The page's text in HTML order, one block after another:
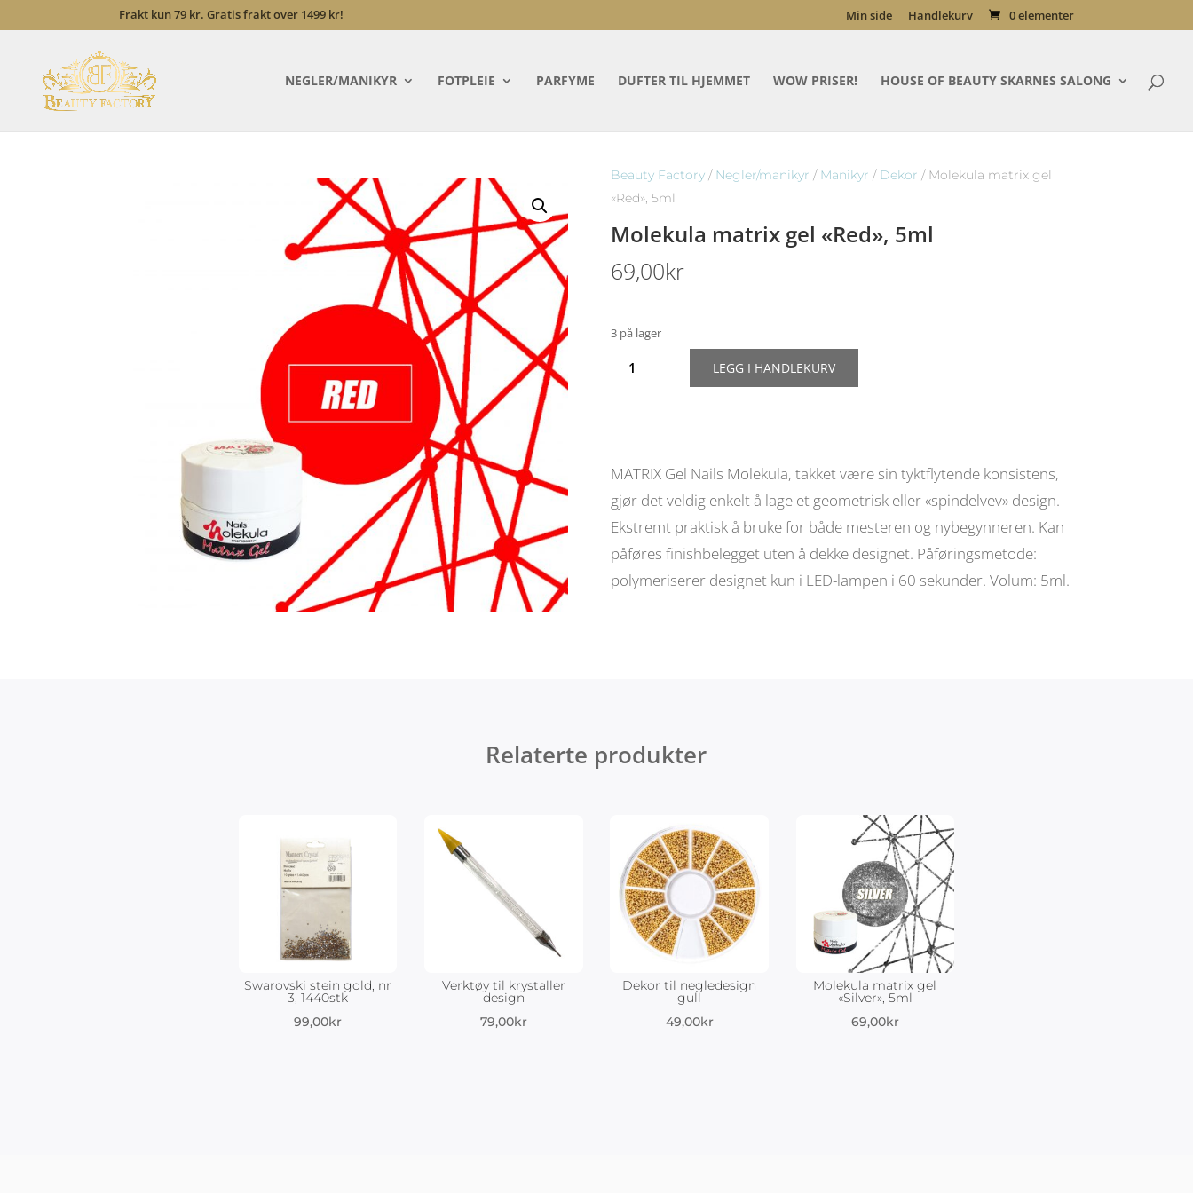
Frakt kun 79 kr. Gratis frakt over 1499 kr! Min side Handlekurv 0 elementer
NEGLER/MANIKYR FOTPLEIE PARFYME DUFTER TIL HJEMMET WOW PRISER! HOUSE OF BEAUTY SKARNES SALONG
Beauty Factory / Negler/manikyr / Manikyr / Dekor / Molekula matrix gel
«Red», 5ml
Molekula matrix gel «Red», 5ml
69,00kr
3 på lager
matrix
antall
LEGG I HANDLEKURV
MATRIX Gel Nails Molekula, takket være sin tyktflytende konsistens,
gjør det veldig enkelt å lage et geometrisk eller «spindelvev» design.
Ekstremt praktisk å bruke for både mesteren og nybegynneren. Kan
påføres finishbelegget uten å dekke designet. Påføringsmetode:
polymeriserer designet kun i LED-lampen i 60 sekunder. Volum: 5ml.
Relaterte produkter
Swarovski stein gold, nr
3, 1440stk
99,00kr
Verktøy til krystaller
design
79,00kr
Dekor til negledesign
gull
49,00kr
Molekula matrix gel
«Silver», 5ml
69,00kr